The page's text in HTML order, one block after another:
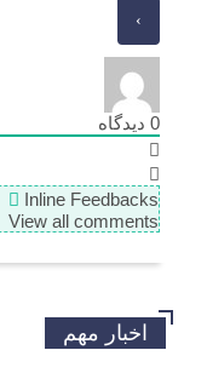
0 دیدگاه
Inline Feedbacks
View all comments
اخبار مهم